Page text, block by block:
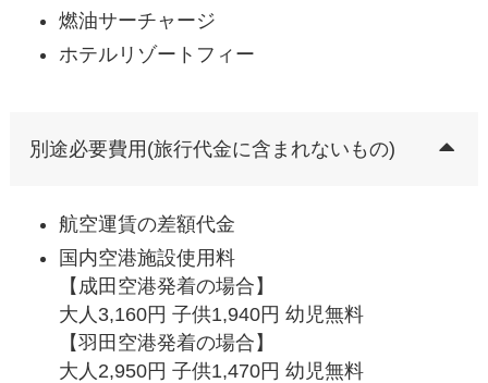
燃油サーチャージ
ホテルリゾートフィー
別途必要費用(旅行代金に含まれないもの)
航空運賃の差額代金
国内空港施設使用料
【成田空港発着の場合】
大人3,160円 子供1,940円 幼児無料
【羽田空港発着の場合】
大人2,950円 子供1,470円 幼児無料